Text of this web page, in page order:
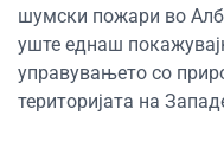
шумски пожари во
уште еднаш
управувањето со
територијата на